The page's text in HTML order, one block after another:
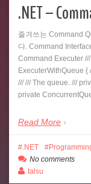
.NET –
즐겨쓰는 Command
다. Command
Command Executer
ExecuterWithQueue
/// /// The queue. ///
private
Read More
.NET
No comments
talsu